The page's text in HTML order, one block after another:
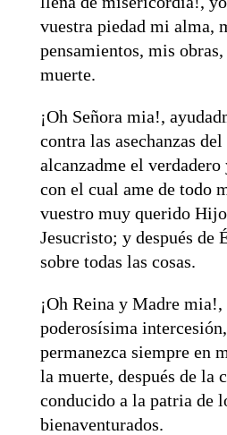
vuestra piedad mi alma,
pensamientos, mis
muerte.
¡Oh Señora mia!,
contra las asechanzas
alcanzadme el
con el cual ame de todo
vuestro muy querido
Jesucristo; y después de
sobre todas las cosas.
¡Oh Reina y Madre mia!,
poderosísima
permanezca siempre en
la muerte, después de la
conducido a la patria de
bienaventurados.